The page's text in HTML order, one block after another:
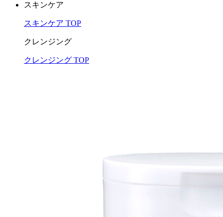
スキンケア
スキンケア TOP
クレンジング
クレンジング TOP